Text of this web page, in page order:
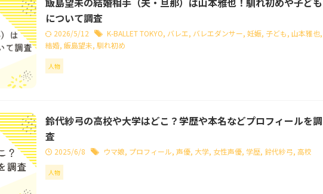
について調査
2026/5/12 K-BALLET TOKYO, バレエ, バレエダンサー, 妊娠, 子ども, 山本雅也,
結婚, 飯島望未, 馴れ初め
人物
鈴代紗弓の高校や大学はどこ？学歴や本名などプロフィールを調
査
2025/6/8 ウマ娘, プロフィール, 声優, 大学, 女性声優, 学歴, 鈴代紗弓, 高校
人物